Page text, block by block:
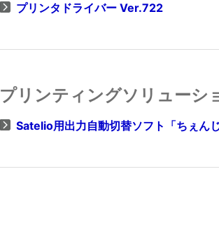
プリンタドライバー Ver.722
プリンティングソリューシ
Satelio用出力自動切替ソフト「ちぇ